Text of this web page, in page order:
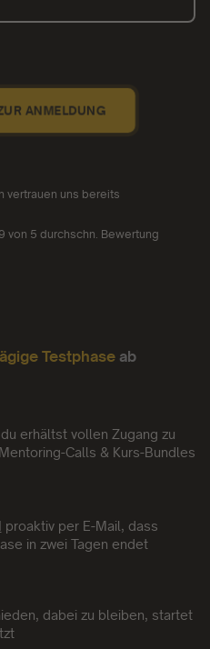
ANMELDUNG
vertrauen uns bereits
von 5 durchschn. Bewertung
Testphaseab
erhältst vollen Zugang zu
Calls & Kurs-Bundles
proaktiv per E-Mail, dass
in zwei Tagen endet
dabei zu bleiben, startet